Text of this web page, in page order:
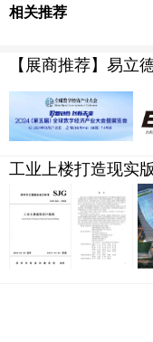
相关推荐